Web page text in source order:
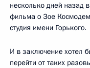
несколько дней назад
фильма о Зое
студия имени Горького.
И в заключение хотел
перейти от таких